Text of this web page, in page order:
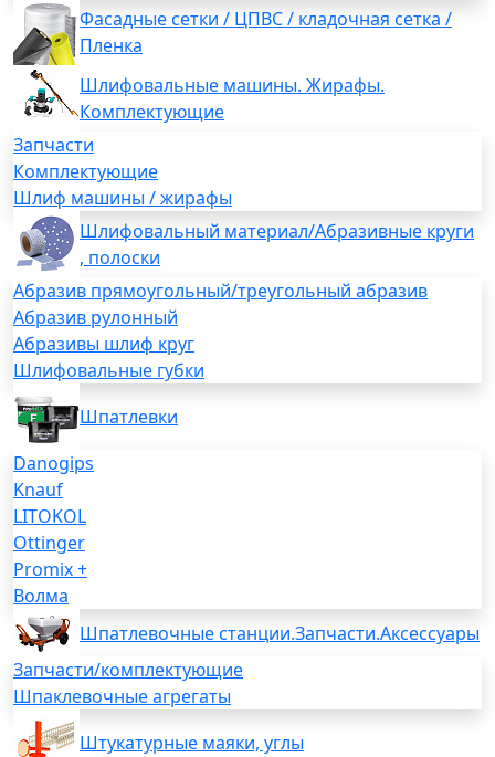
Фасадные сетки / ЦПВС / кладочная сетка /
Пленка
Шлифовальные машины. Жирафы.
Комплектующие
Запчасти
Комплектующие
Шлиф машины / жирафы
Шлифовальный материал/Абразивные круги
, полоски
Абразив прямоугольный/треугольный абразив
Абразив рулонный
Абразивы шлиф круг
Шлифовальные губки
Шпатлевки
Danogips
Knauf
LITOKOL
Ottinger
Promix +
Волма
Шпатлевочные станции.Запчасти.Аксессуары
Запчасти/комплектующие
Шпаклевочные агрегаты
Штукатурные маяки, углы